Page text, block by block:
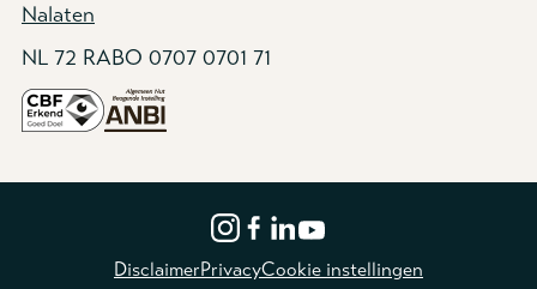
Nalaten
NL 72 RABO 0707 0701 71
DisclaimerPrivacyCookie instellingen